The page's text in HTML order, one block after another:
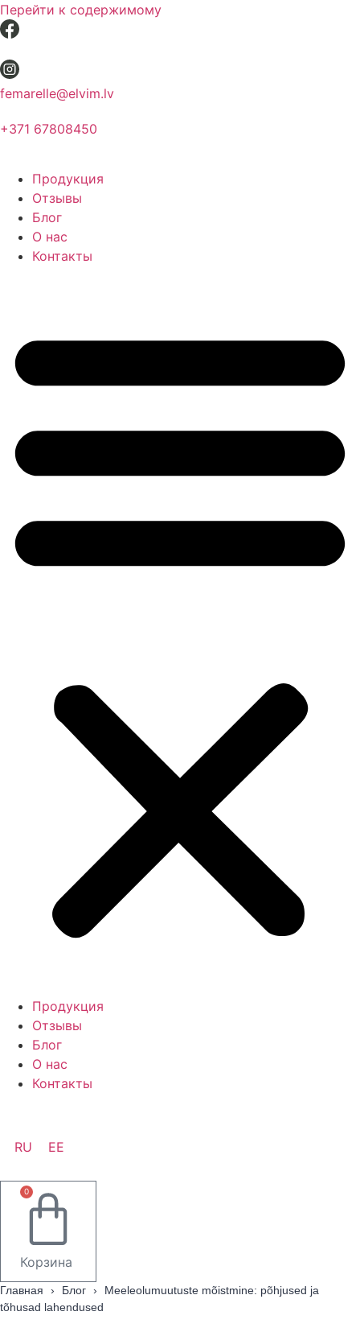
Перейти к содержимому
femarelle@elvim.lv
+371 67808450
Продукция
Отзывы
Блог
О нас
Контакты
Продукция
Отзывы
Блог
О нас
Контакты
RU EE
0
Корзина
Главная › Блог ›
Meeleolumuutuste mõistmine: põhjused ja
tõhusad lahendused